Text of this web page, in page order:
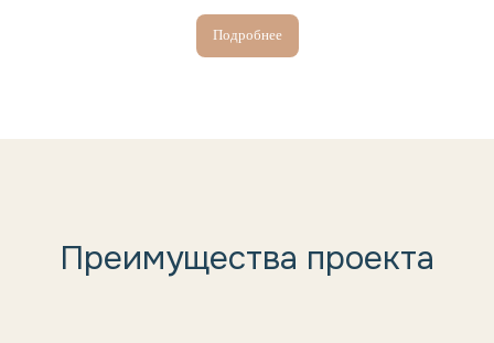
Подробнее
Преимущества проекта